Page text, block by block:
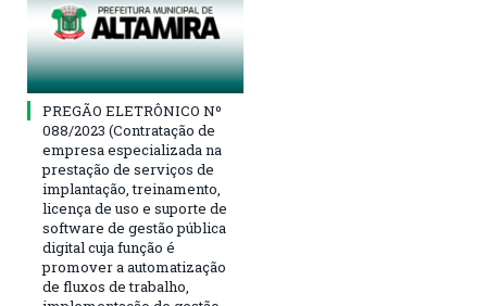
PREGÃO ELETRÔNICO Nº
088/2023 (Contratação de
empresa especializada na
prestação de serviços de
implantação, treinamento,
licença de uso e suporte de
software de gestão pública
digital cuja função é
promover a automatização
de fluxos de trabalho,